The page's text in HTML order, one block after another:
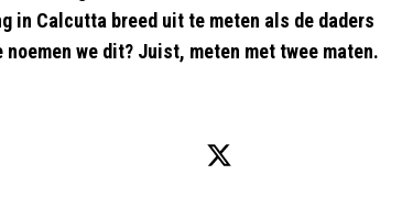
in Calcutta breed uit te meten als de daders
we dit? Juist, meten met twee maten.